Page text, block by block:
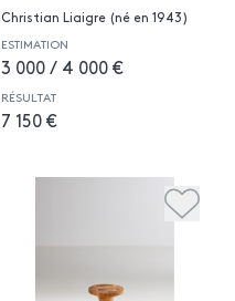
Christian Liaigre (né en 1943)
ESTIMATION
3 000 / 4 000 €
RÉSULTAT
7 150 €